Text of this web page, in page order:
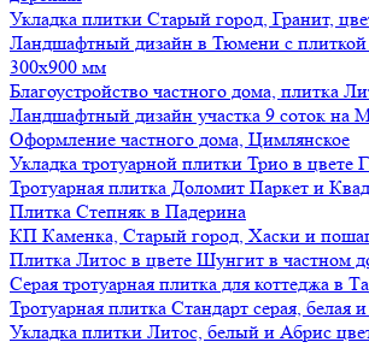
Укладка плитки Старый город, Гранит,
Ландшафтный дизайн в Тюмени с плиткой
300х900 мм
Благоустройство частного дома, плитка
Ландшафтный дизайн участка 9 соток на
Оформление частного дома, Цимлянское
Укладка тротуарной плитки Трио в цвете
Тротуарная плитка Доломит Паркет и
Плитка Степняк в Падерина
КП Каменка, Старый город, Хаски и
Плитка Литос в цвете Шунгит в частном
Серая тротуарная плитка для коттеджа в
Тротуарная плитка Стандарт серая, белая
Укладка плитки Литос, белый и Абрис